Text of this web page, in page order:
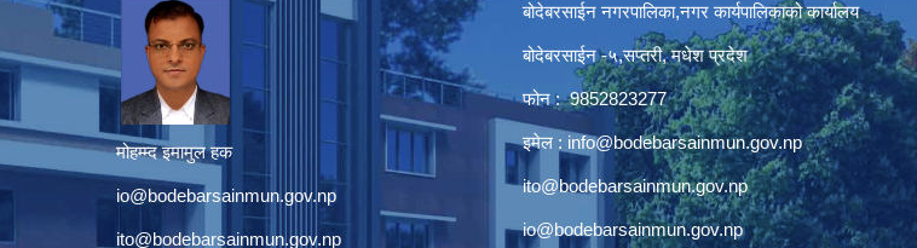
मोहम्म्द इमामुल हक
io@bodebarsainmun.gov.np
ito@bodebarsainmun.gov.np
बोदेबरसाईन नगरपालिका,नगर कार्यपालिकाको कार्यालय
बोदेबरसाईन -५,सप्तरी, मधेश प्रदेश
फोन : 9852823277
इमेल : info@bodebarsainmun.gov.np
ito@bodebarsainmun.gov.np
io@bodebarsainmun.gov.np